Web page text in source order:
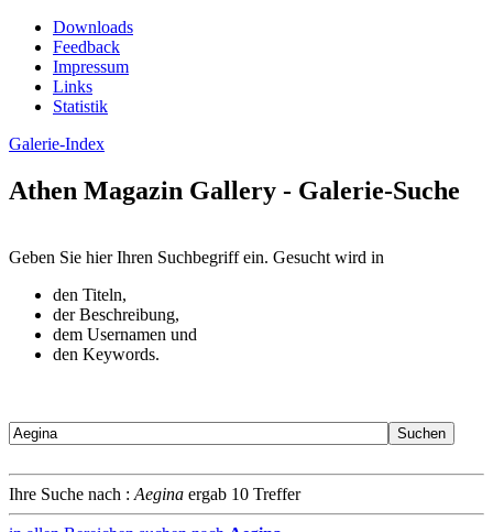
Downloads
Feedback
Impressum
Links
Statistik
Galerie-Index
Athen Magazin Gallery - Galerie-Suche
Geben Sie hier Ihren Suchbegriff ein. Gesucht wird in
den Titeln,
der Beschreibung,
dem Usernamen und
den Keywords.
Ihre Suche nach : Aegina ergab 10 Treffer